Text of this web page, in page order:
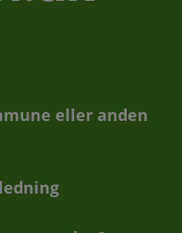
eller anden